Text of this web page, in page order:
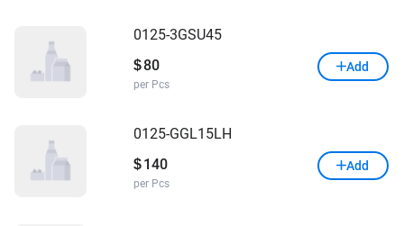
0125-3GSU45
$80
per Pcs
Add
0125-GGL15LH
$ 140
per Pcs
Add